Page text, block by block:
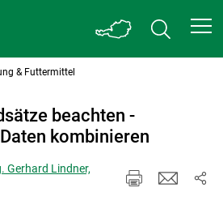
& Futtermittel
beachten -
kombinieren
Gerhard Lindner,